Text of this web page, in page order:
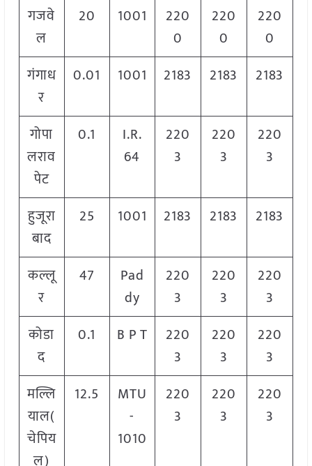
गजवे
ल
20 1001
220
0
220
0
220
0
गंगाध
र
0.01 1001 2183 2183 2183
गोपा
लराव
पेट
0.1
I.R.
64
220
3
220
3
220
3
हुजूरा
बाद
25 1001 2183 2183 2183
कल्लू
र
47
Pad
dy
220
3
220
3
220
3
कोडा
द
0.1 B P T
220
3
220
3
220
3
मल्लि
याल(
चेपिय
12.5
MTU
-
1010
220
3
220
3
220
3